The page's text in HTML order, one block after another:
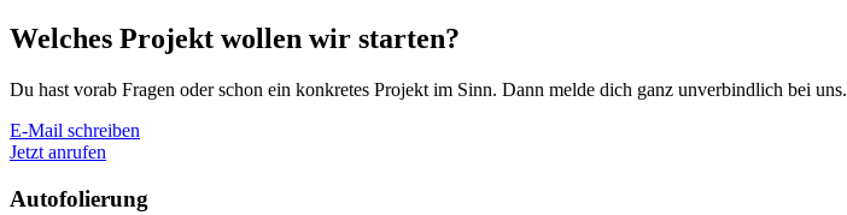
Welches Projekt wollen wir starten?
Du hast vorab Fragen oder schon ein konkretes Projekt im Sinn. Dann melde dich ganz unverbindlich bei uns.
E-Mail schreiben
Jetzt anrufen
Autofolierung